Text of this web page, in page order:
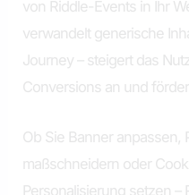
von Riddle-Events in Ihr
verwandelt generische
Journey – steigert das
Conversions an und
Ob Sie Banner anpassen,
maßschneidern oder
Personalisierung setzen